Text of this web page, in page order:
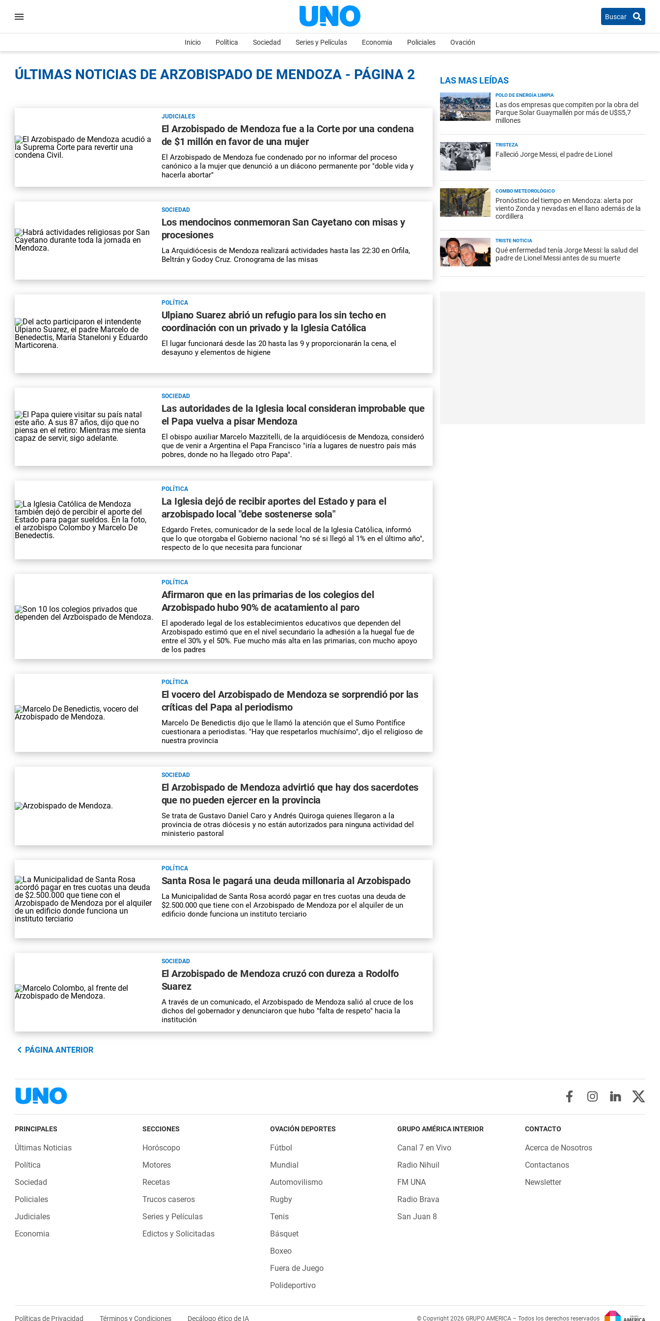
Buscar
Inicio Política Sociedad Series y Películas Economia Policiales Ovación
ÚLTIMAS NOTICIAS DE ARZOBISPADO DE MENDOZA - PÁGINA 2
JUDICIALES
El Arzobispado de Mendoza fue a la Corte por una condena
de $1 millón en favor de una mujer
El Arzobispado de Mendoza fue condenado por no informar del proceso
canónico a la mujer que denunció a un diácono permanente por "doble vida y
hacerla abortar"
SOCIEDAD
Los mendocinos conmemoran San Cayetano con misas y
procesiones
La Arquidiócesis de Mendoza realizará actividades hasta las 22:30 en Orfila,
Beltrán y Godoy Cruz. Cronograma de las misas
POLÍTICA
Ulpiano Suarez abrió un refugio para los sin techo en
coordinación con un privado y la Iglesia Católica
El lugar funcionará desde las 20 hasta las 9 y proporcionarán la cena, el
desayuno y elementos de higiene
SOCIEDAD
Las autoridades de la Iglesia local consideran improbable que
el Papa vuelva a pisar Mendoza
El obispo auxiliar Marcelo Mazzitelli, de la arquidiócesis de Mendoza, consideró
que de venir a Argentina el Papa Francisco "iría a lugares de nuestro país más
pobres, donde no ha llegado otro Papa".
POLÍTICA
La Iglesia dejó de recibir aportes del Estado y para el
arzobispado local "debe sostenerse sola"
Edgardo Fretes, comunicador de la sede local de la Iglesia Católica, informó
que lo que otorgaba el Gobierno nacional "no sé si llegó al 1% en el último año",
respecto de lo que necesita para funcionar
POLÍTICA
Afirmaron que en las primarias de los colegios del
Arzobispado hubo 90% de acatamiento al paro
El apoderado legal de los establecimientos educativos que dependen del
Arzobispado estimó que en el nivel secundario la adhesión a la huegal fue de
entre el 30% y el 50%. Fue mucho más alta en las primarias, con mucho apoyo
de los padres
POLÍTICA
El vocero del Arzobispado de Mendoza se sorprendió por las
críticas del Papa al periodismo
Marcelo De Benedictis dijo que le llamó la atención que el Sumo Pontífice
cuestionara a periodistas. "Hay que respetarlos muchísimo", dijo el religioso de
nuestra provincia
SOCIEDAD
El Arzobispado de Mendoza advirtió que hay dos sacerdotes
que no pueden ejercer en la provincia
Se trata de Gustavo Daniel Caro y Andrés Quiroga quienes llegaron a la
provincia de otras diócesis y no están autorizados para ninguna actividad del
ministerio pastoral
POLÍTICA
Santa Rosa le pagará una deuda millonaria al Arzobispado
La Municipalidad de Santa Rosa acordó pagar en tres cuotas una deuda de
$2.500.000 que tiene con el Arzobispado de Mendoza por el alquiler de un
edificio donde funciona un instituto terciario
SOCIEDAD
El Arzobispado de Mendoza cruzó con dureza a Rodolfo
Suarez
A través de un comunicado, el Arzobispado de Mendoza salió al cruce de los
dichos del gobernador y denunciaron que hubo "falta de respeto" hacia la
institución
PÁGINA ANTERIOR
LAS MAS LEÍDAS
POLO DE ENERGÍA LIMPIA
Las dos empresas que compiten por la obra del
Parque Solar Guaymallén por más de U$S5,7
millones
TRISTEZA
Falleció Jorge Messi, el padre de Lionel
COMBO METEOROLÓGICO
Pronóstico del tiempo en Mendoza: alerta por
viento Zonda y nevadas en el llano además de la
cordillera
TRISTE NOTICIA
Qué enfermedad tenía Jorge Messi: la salud del
padre de Lionel Messi antes de su muerte
PRINCIPALES
Últimas Noticias
Política
Sociedad
Policiales
Judiciales
Economia
SECCIONES
Horóscopo
Motores
Recetas
Trucos caseros
Series y Películas
Edictos y Solicitadas
OVACIÓN DEPORTES
Fútbol
Mundial
Automovilismo
Rugby
Tenis
Básquet
Boxeo
Fuera de Juego
Polideportivo
GRUPO AMÉRICA INTERIOR
Canal 7 en Vivo
Radio Nihuil
FM UNA
Radio Brava
San Juan 8
CONTACTO
Acerca de Nosotros
Contactanos
Newsletter
Políticas de Privacidad Términos y Condiciones Decálogo ético de IA © Copyright 2026 GRUPO AMERICA – Todos los derechos reservados